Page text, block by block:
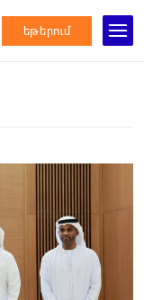
եթերում